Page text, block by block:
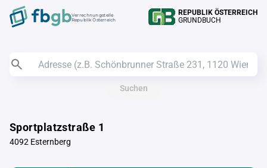
Verrechnungstelle
Republik Österreich
REPUBLIK ÖSTERREICH
GRUNDBUCH
Suchen
Sportplatzstraße 1
4092 Esternberg